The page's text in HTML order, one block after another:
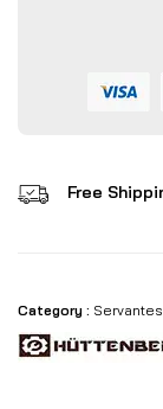
Free
Category : Servantes